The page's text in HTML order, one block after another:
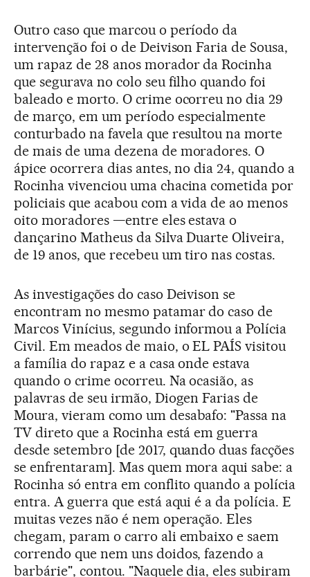
Outro caso que marcou o período da
intervenção foi o de Deivison Faria de Sousa,
um rapaz de 28 anos morador da Rocinha
que segurava no colo seu filho quando foi
baleado e morto. O crime ocorreu no dia 29
de março, em um período especialmente
conturbado na favela que resultou na morte
de mais de uma dezena de moradores. O
ápice ocorrera dias antes, no dia 24, quando a
Rocinha vivenciou uma chacina cometida por
policiais que acabou com a vida de ao menos
oito moradores —entre eles estava o
dançarino Matheus da Silva Duarte Oliveira,
de 19 anos, que recebeu um tiro nas costas.
As investigações do caso Deivison se
encontram no mesmo patamar do caso de
Marcos Vinícius, segundo informou a Polícia
Civil. Em meados de maio, o EL PAÍS visitou
a família do rapaz e a casa onde estava
quando o crime ocorreu. Na ocasião, as
palavras de seu irmão, Diogen Farias de
Moura, vieram como um desabafo: "Passa na
TV direto que a Rocinha está em guerra
desde setembro [de 2017, quando duas facções
se enfrentaram]. Mas quem mora aqui sabe: a
Rocinha só entra em conflito quando a polícia
entra. A guerra que está aqui é a da polícia. E
muitas vezes não é nem operação. Eles
chegam, param o carro ali embaixo e saem
correndo que nem uns doidos, fazendo a
barbárie", contou. "Naquele dia, eles subiram